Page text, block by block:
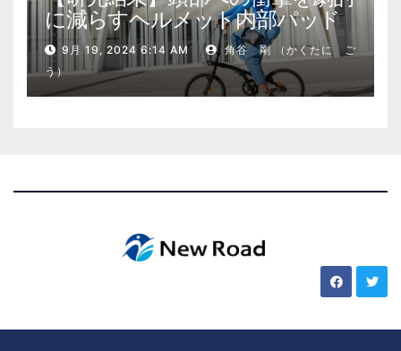
に減らすヘルメット内部パッド
9月 19, 2024 6:14 AM
角谷 剛 （かくたに ご
う）